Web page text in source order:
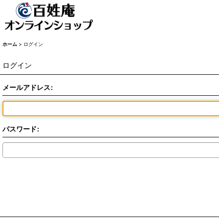
ホーム > ログイン
ログイン
メールアドレス:
パスワード: